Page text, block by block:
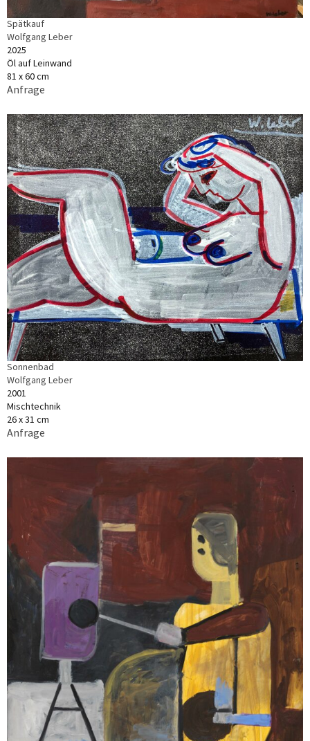
Spätkauf
Wolfgang Leber
2025
Öl auf Leinwand
81 x 60 cm
Anfrage
Sonnenbad
Wolfgang Leber
2001
Mischtechnik
26 x 31 cm
Anfrage